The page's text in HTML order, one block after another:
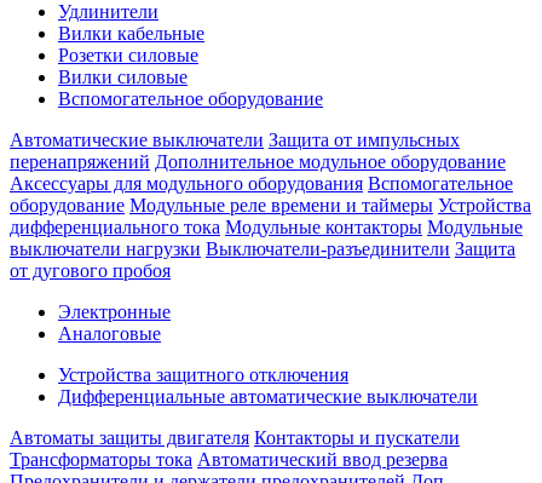
Удлинители
Вилки кабельные
Розетки силовые
Вилки силовые
Вспомогательное оборудование
Автоматические выключатели Защита от импульсных
перенапряжений Дополнительное модульное оборудование
Аксессуары для модульного оборудования Вспомогательное
оборудование Модульные реле времени и таймеры Устройства
дифференциального тока Модульные контакторы Модульные
выключатели нагрузки Выключатели-разъединители Защита
от дугового пробоя
Электронные
Аналоговые
Устройства защитного отключения
Дифференциальные автоматические выключатели
Автоматы защиты двигателя Контакторы и пускатели
Трансформаторы тока Автоматический ввод резерва